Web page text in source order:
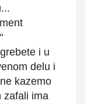
i u
delu i
kazemo
zafali ima